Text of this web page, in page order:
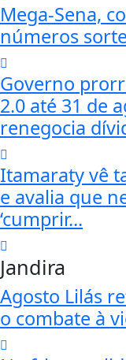
Mega-Sena,
números
Governo
2.0 até 31 de
renegocia
Itamaraty vê
e avalia que
‘cumprir...
Jandira
Agosto Lilás
o combate à